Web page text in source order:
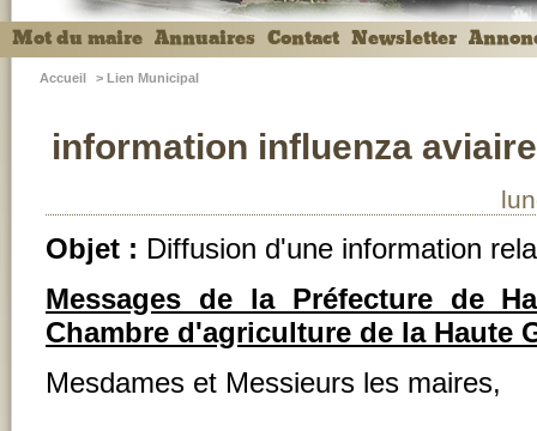
Mot du maire Annuaires Contact Newsletter
Accueil > Lien Municipal
information influenza aviaire
Objet : Diffusion d'une information
Messages de la Préfecture de
Chambre d'agriculture de la Haute
Mesdames et Messieurs les maires,